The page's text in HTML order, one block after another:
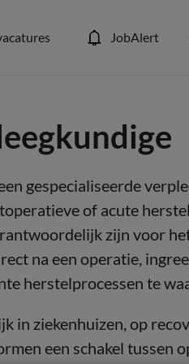
JobAlert
gespecialiseerde
of acute
zijn voor
na een operatie,
herstelprocessen te
in ziekenhuizen, op
een schakel tussen